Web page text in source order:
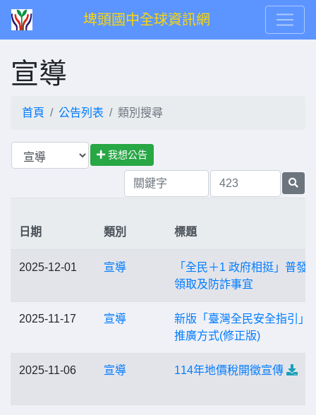
埤頭國中全球資訊網
宣導
首頁 公告列表 類別搜尋
我想公告
日期 類別 標題
2025-12-01 宣導
「全民＋1 政府相挺」普發
領取及防詐事宜
2025-11-17 宣導
新版「臺灣全民安全指引」
推廣方式(修正版)
2025-11-06 宣導 114年地價稅開徵宣傳